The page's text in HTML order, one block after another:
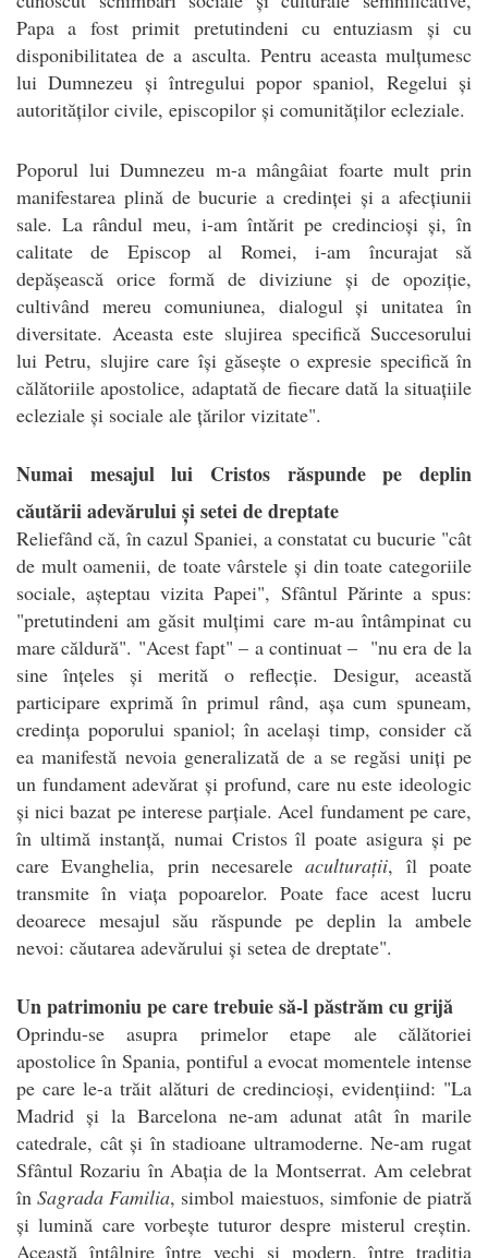
Papa a fost primit pretutindeni cu entuziasm și cu
disponibilitatea de a asculta. Pentru aceasta mulțumesc
lui Dumnezeu și întregului popor spaniol, Regelui și
autorităților civile, episcopilor și comunităților ecleziale.
Poporul lui Dumnezeu m-a mângâiat foarte mult prin
manifestarea plină de bucurie a credinței și a afecțiunii
sale. La rândul meu, i-am întărit pe credincioși și, în
calitate de Episcop al Romei, i-am încurajat să
depășească orice formă de diviziune și de opoziție,
cultivând mereu comuniunea, dialogul și unitatea în
diversitate. Aceasta este slujirea specifică Succesorului
lui Petru, slujire care își găsește o expresie specifică în
călătoriile apostolice, adaptată de fiecare dată la situațiile
ecleziale și sociale ale țărilor vizitate".
Numai mesajul lui Cristos răspunde pe deplin
căutării adevărului și setei de dreptate
Reliefând că, în cazul Spaniei, a constatat cu bucurie "cât
de mult oamenii, de toate vârstele și din toate categoriile
sociale, așteptau vizita Papei", Sfântul Părinte a spus:
"pretutindeni am găsit mulțimi care m-au întâmpinat cu
mare căldură". "Acest fapt" – a continuat – "nu era de la
sine înțeles și merită o reflecție. Desigur, această
participare exprimă în primul rând, așa cum spuneam,
credința poporului spaniol; în același timp, consider că
ea manifestă nevoia generalizată de a se regăsi uniți pe
un fundament adevărat și profund, care nu este ideologic
și nici bazat pe interese parțiale. Acel fundament pe care,
în ultimă instanță, numai Cristos îl poate asigura și pe
care Evanghelia, prin necesareleaculturații, îl poate
transmite în viața popoarelor. Poate face acest lucru
deoarece mesajul său răspunde pe deplin la ambele
nevoi: căutarea adevărului și setea de dreptate".
Un patrimoniu pe care trebuie să-l păstrăm cu grijă
Oprindu-se asupra primelor etape ale călătoriei
apostolice în Spania, pontiful a evocat momentele intense
pe care le-a trăit alături de credincioși, evidențiind: "La
Madrid și la Barcelona ne-am adunat atât în marile
catedrale, cât și în stadioane ultramoderne. Ne-am rugat
Sfântul Rozariu în Abația de la Montserrat. Am celebrat
înSagrada Familia, simbol maiestuos, simfonie de piatră
și lumină care vorbește tuturor despre misterul creștin.
Această întâlnire între vechi și modern, între tradiția